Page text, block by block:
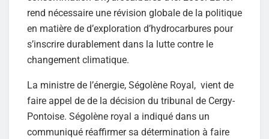
rend nécessaire une révision globale de la politique
en matière de d’exploration d’hydrocarbures pour
s’inscrire durablement dans la lutte contre le
changement climatique.
La ministre de l’énergie, Ségolène Royal, vient de
faire appel de de la décision du tribunal de Cergy-
Pontoise. Ségolène royal a indiqué dans un
communiqué réaffirmer sa détermination à faire